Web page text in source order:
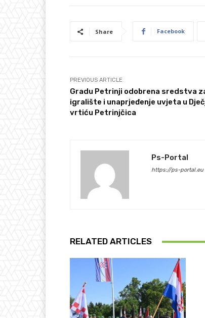
Share Facebook
PREVIOUS ARTICLE
Gradu Petrinji odobrena sredstva
igralište i unaprjeđenje uvjeta u
vrtiću Petrinjčica
Ps-Portal
https://ps-portal.eu
RELATED ARTICLES